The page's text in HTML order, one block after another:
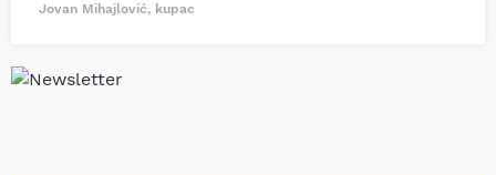
Jovan Mihajlović, kupac